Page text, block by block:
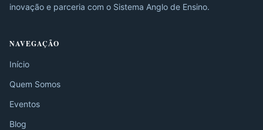
inovação e parceria com o Sistema Anglo de Ensino.
NAVEGAÇÃO
Início
Quem Somos
Eventos
Blog